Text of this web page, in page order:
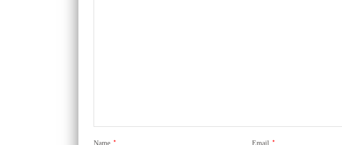
Name * Email *